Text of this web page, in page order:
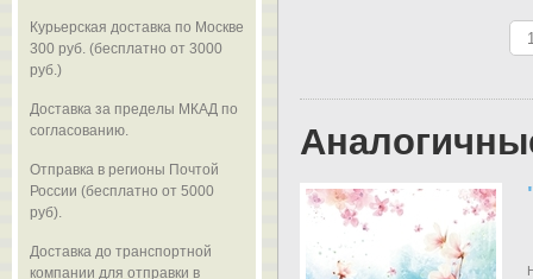
Курьерская доставка по Москве
300 руб. (бесплатно от 3000
руб.)
Доставка за пределы МКАД по
согласованию.
Отправка в регионы Почтой
России (бесплатно от 5000
руб).
Доставка до транспортной
компании для отправки в